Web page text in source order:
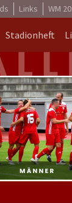
Links WM
Stadionheft